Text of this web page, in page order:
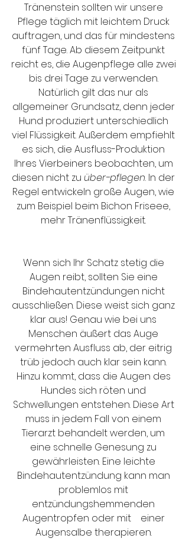
Tränenstein sollten wir unsere
Pflege täglich mit leichtem Druck
auftragen, und das für mindestens
fünf Tage. Ab diesem Zeitpunkt
reicht es, die Augenpflege alle zwei
bis drei Tage zu verwenden.
Natürlich gilt das nur als
allgemeiner Grundsatz, denn jeder
Hund produziert unterschiedlich
viel Flüssigkeit. Außerdem empfiehlt
es sich, die Ausfluss-Produktion
Ihres Vierbeiners beobachten, um
diesen nicht zu über-pflegen. In der
Regel entwickeln große Augen, wie
zum Beispiel beim Bichon Friseee,
mehr Tränenflüssigkeit.
Wenn sich Ihr Schatz stetig die
Augen reibt, sollten Sie eine
Bindehautentzündungen nicht
ausschließen. Diese weist sich ganz
klar aus! Genau wie bei uns
Menschen äußert das Auge
vermehrten Ausfluss ab, der eitrig
trüb jedoch auch klar sein kann.
Hinzu kommt, dass die Augen des
Hundes sich röten und
Schwellungen entstehen. Diese Art
muss in jedem Fall von einem
Tierarzt behandelt werden, um
eine schnelle Genesung zu
gewährleisten. Eine leichte
Bindehautentzündung kann man
problemlos mit
entzündungshemmenden
Augentropfen oder mit 	einer
Augensalbe therapieren.